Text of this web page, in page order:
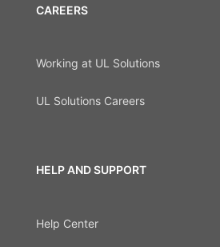
CAREERS
Working at UL Solutions
UL Solutions Careers
HELP AND SUPPORT
Help Center